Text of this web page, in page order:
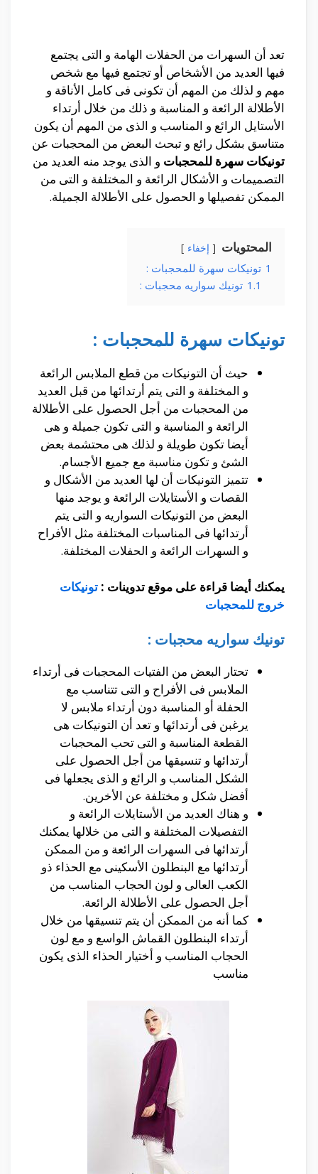
تعد أن السهرات من الحفلات الهامة و التى يجتمع
فيها العديد من الأشخاص أو تجتمع فيها مع شخص
مهم و لذلك من المهم أن تكونى فى كامل الأناقة و
الأطلالة الرائعة و المناسبة و ذلك من خلال أرتداء
الأستايل الرائع و المناسب و الذى من المهم أن يكون
متناسق بشكل رائع و تبحث البعض من المحجبات عن
تونيكات سهرة للمحجبات و الذى يوجد منه العديد من
التصميمات و الأشكال الرائعة و المختلفة و التى من
الممكن تفصيلها و الحصول على الأطلالة الجميلة.
المحتويات إخفاء
1 تونيكات سهرة للمحجبات :
1.1 تونيك سواريه محجبات :
تونيكات سهرة للمحجبات :
حيث أن التونيكات من قطع الملابس الرائعة
و المختلفة و التى يتم أرتدائها من قبل العديد
من المحجبات من أجل الحصول على الأطلالة
الرائعة و المناسبة و التى تكون جميلة و هى
أيضا تكون طويلة و لذلك هى محتشمة بعض
الشئ و تكون مناسبة مع جميع الأجسام.
تتميز التونيكات أن لها العديد من الأشكال و
القصات و الأستايلات الرائعة و يوجد منها
البعض من التونيكات السواريه و التى يتم
أرتدائها فى المناسبات المختلفة مثل الأفراح
و السهرات الرائعة و الحفلات المختلفة.
يمكنك أيضا قراءة على موقع تدوينات : تونيكات
خروج للمحجبات
تونيك سواريه محجبات :
تحتار البعض من الفتيات المحجبات فى أرتداء
الملابس فى الأفراح و التى تتناسب مع
الحفلة أو المناسبة دون أرتداء ملابس لا
يرغبن فى أرتدائها و تعد أن التونيكات هى
القطعة المناسبة و التى تحب المحجبات
أرتدائها و تنسيقها من أجل الحصول على
الشكل المناسب و الرائع و الذى يجعلها فى
أفضل شكل و مختلفة عن الأخرين.
و هناك العديد من الأستايلات الرائعة و
التفصيلات المختلفة و التى من خلالها يمكنك
أرتدائها فى السهرات الرائعة و من الممكن
أرتدائها مع البنطلون الأسكينى مع الحذاء ذو
الكعب العالى و لون الحجاب المناسب من
أجل الحصول على الأطلالة الرائعة.
كما أنه من الممكن أن يتم تنسيقها من خلال
أرتداء البنطلون القماش الواسع و مع لون
الحجاب المناسب و أختيار الحذاء الذى يكون
مناسب